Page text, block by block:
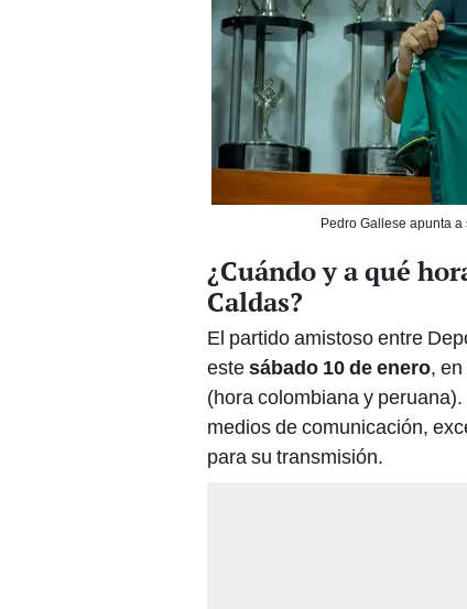
Pedro Gallese apunta
¿Cuándo y a qué
Caldas?
El partido amistoso entre
estesábado 10 de enero,
(hora colombiana y
medios de comunicación,
para su transmisión.